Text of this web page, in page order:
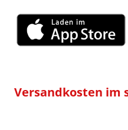
Versandkosten im